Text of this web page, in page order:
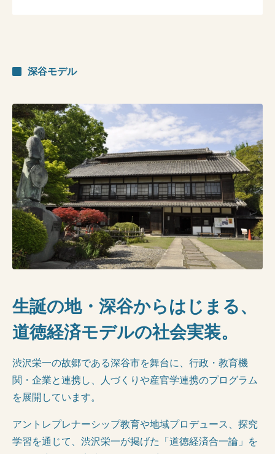
深谷モデル
生誕の地・深谷からはじまる、
道徳経済モデルの社会実装。
渋沢栄一の故郷である深谷市を舞台に、行政・教育機
関・企業と連携し、人づくりや産官学連携のプログラム
を展開しています。
アントレプレナーシップ教育や地域プロデュース、探究
学習を通じて、渋沢栄一が掲げた「道徳経済合一論」を